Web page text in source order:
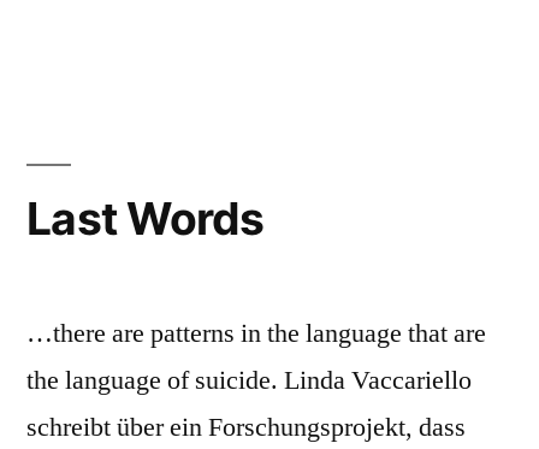
Last Words
…there are patterns in the language that are
the language of suicide. Linda Vaccariello
schreibt über ein Forschungsprojekt, dass